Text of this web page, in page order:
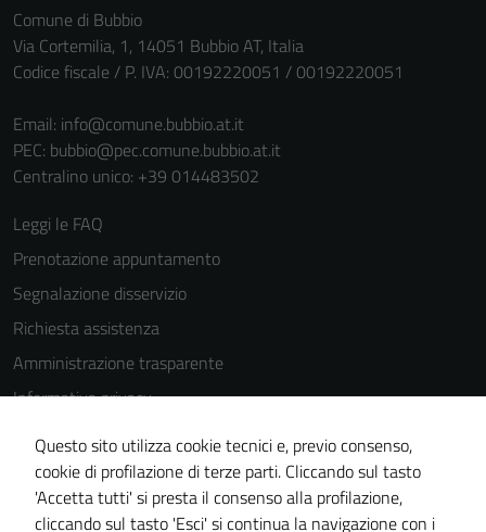
Comune di Bubbio
Via Cortemilia, 1, 14051 Bubbio AT, Italia
Codice fiscale / P. IVA: 00192220051 / 00192220051
Email: info@comune.bubbio.at.it
PEC: bubbio@pec.comune.bubbio.at.it
Centralino unico: +39 014483502
Leggi le FAQ
Prenotazione appuntamento
Segnalazione disservizio
Richiesta assistenza
Amministrazione trasparente
Informativa privacy
Cookie Policy
Note legali
Dichiarazione di accessibilità
Questo sito utilizza cookie tecnici e, previo consenso,
cookie di profilazione di terze parti. Cliccando sul tasto
'Accetta tutti' si presta il consenso alla profilazione,
cliccando sul tasto 'Esci' si continua la navigazione con i
Tecnici
Questi cookie
sono necessari
per il